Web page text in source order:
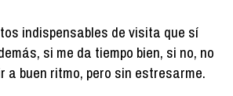
indispensables de visita que sí
si me da tiempo bien, si no, no
a buen ritmo, pero sin estresarme.